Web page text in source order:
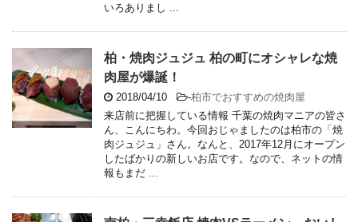
いろありまし ...
柏・焼肉ジュジュ 柏の町にオシャレな焼
肉屋が爆誕！
2018/04/10 -柏市でおすすめの焼肉屋
来店前に把握している情報 千葉の焼肉マニアの皆さ
ん、こんにちわ。今回おじゃましたのは柏市の「焼
肉ジュジュ」さん。なんと、2017年12月にオープン
したばかりの新しいお店です。なので、ネットの情
報もまだ ...